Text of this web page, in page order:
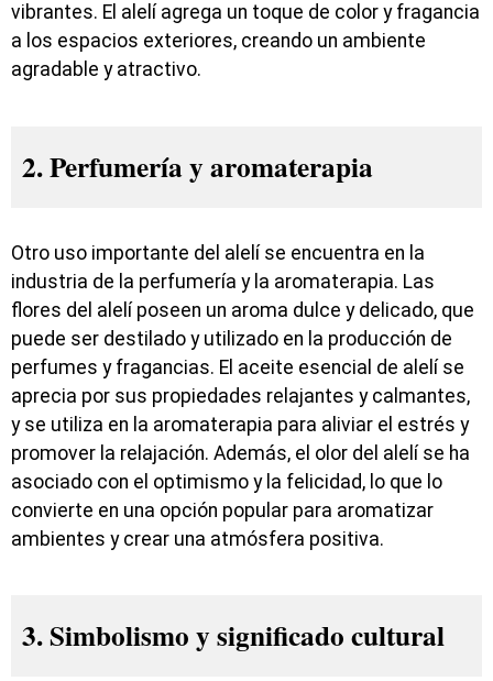
vibrantes. El alelí agrega un toque de color y fragancia
a los espacios exteriores, creando un ambiente
agradable y atractivo.
2. Perfumería y aromaterapia
Otro uso importante del alelí se encuentra en la
industria de la perfumería y la aromaterapia. Las
flores del alelí poseen un aroma dulce y delicado, que
puede ser destilado y utilizado en la producción de
perfumes y fragancias. El aceite esencial de alelí se
aprecia por sus propiedades relajantes y calmantes,
y se utiliza en la aromaterapia para aliviar el estrés y
promover la relajación. Además, el olor del alelí se ha
asociado con el optimismo y la felicidad, lo que lo
convierte en una opción popular para aromatizar
ambientes y crear una atmósfera positiva.
3. Simbolismo y significado cultural